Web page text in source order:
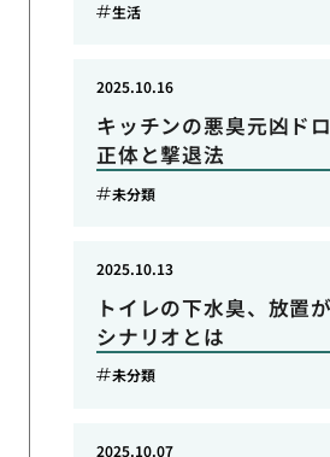
生活
キッチンの悪臭元凶ド
正体と撃退法
2025.10.16
未分類
トイレの下水臭、放置
シナリオとは
2025.10.13
未分類
2025.10.07